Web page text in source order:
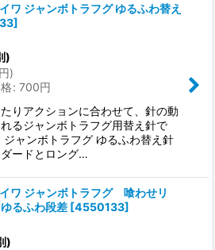
ワ ジャンボトラフグ ゆるふわ替え
]
)
円)
: 700円
りアクションに合わせて、針の動
るジャンボトラフグ用替え針で
ジャンボトラフグ ゆるふわ替え針
ードとロング…
ワ ジャンボトラフグ 喰わせリ
るふわ段差 [4550133]
)